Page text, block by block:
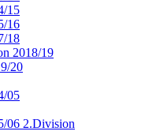
15
16
18
2018/19
20
05
06 2.Division